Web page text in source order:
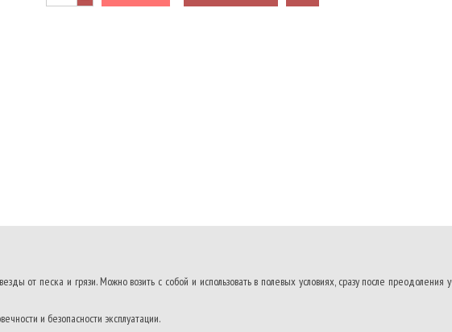
от песка и грязи. Можно возить с собой и использовать в полевых условиях, сразу после
и безопасности эксплуатации.